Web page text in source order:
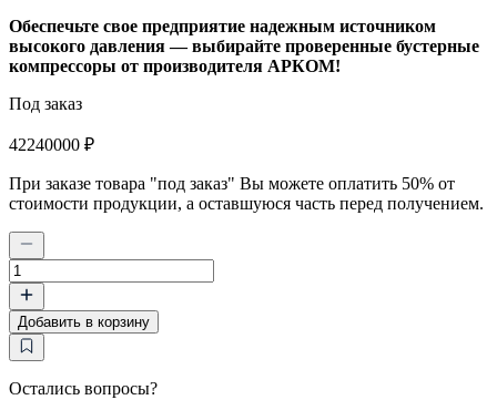
Обеспечьте свое предприятие надежным источником
высокого давления — выбирайте проверенные бустерные
компрессоры от производителя АРКОМ!
Под заказ
42240000 ₽
При заказе товара "под заказ" Вы можете оплатить 50% от
стоимости продукции, а оставшуюся часть перед получением.
Количество
товара
Дожимной
Компрессор
ДКП45-
3,5/6-
250
Добавить в корзину
Остались вопросы?